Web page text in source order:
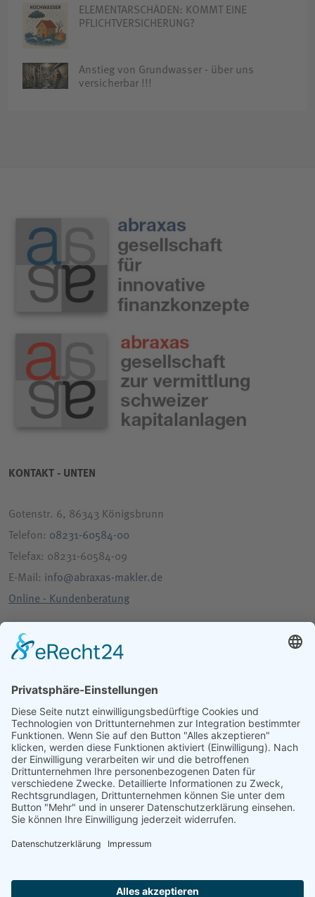
ELEMENTARSCHÄDEN: KOMMT EINE
PFLICHTVERSICHERUNG?
Anstieg von Grundwasser - über uns
versicherbar !!!
KONTAKT - UNTEN
Gotenstr. 6, 86343 Königsbrunn
Telefon: 08231-60584-00
Telefax: 08231-60584-09
E-Mail: info@abraxas-makler.de
Online - Kundenberatung
bewerten Sie uns auf google
RECHTLICHES - UNTEN
IMPRESSUM
ERSTINFORMATION
DATENSCHUTZ
DATENSCHUTZ SOZIAL MEDIA
MAKLERVERTRAG & -VOLLMACHT
BASISINFORMATIONEN